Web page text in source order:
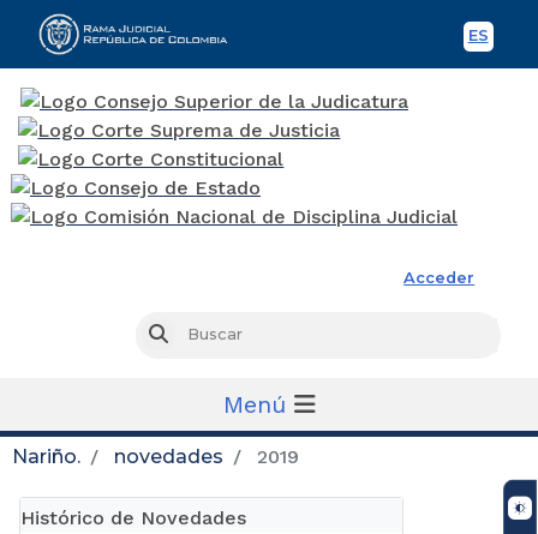
ES
Acceder
Buscar
Menú
Nariño. novedades 2019
Histórico de Novedades